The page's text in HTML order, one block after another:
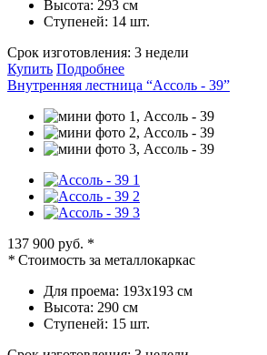
Высота: 293 см
Ступеней: 14 шт.
Срок изготовления: 3 недели
Купить Подробнее
Внутренняя лестница “Ассоль - 39”
137 900 руб. *
* Стоимость за металлокаркас
Для проема: 193х193 см
Высота: 290 см
Ступеней: 15 шт.